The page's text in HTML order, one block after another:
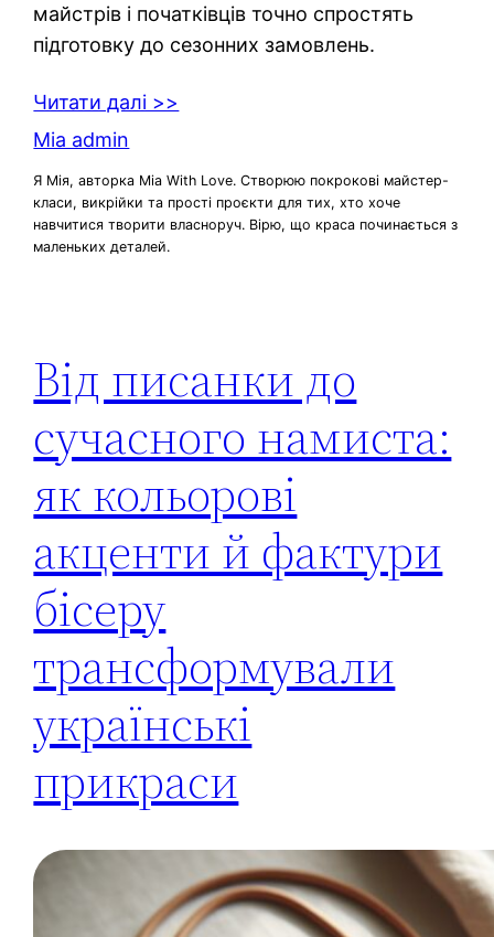
майстрів і початківців точно спростять
підготовку до сезонних замовлень.
Читати далі >>
Mia admin
Я Мія, авторка Mia With Love. Створюю покрокові майстер-
класи, викрійки та прості проєкти для тих, хто хоче
навчитися творити власноруч. Вірю, що краса починається з
маленьких деталей.
Від писанки до
сучасного намиста:
як кольорові
акценти й фактури
бісеру
трансформували
українські
прикраси